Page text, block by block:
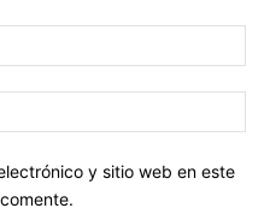
y sitio web en este